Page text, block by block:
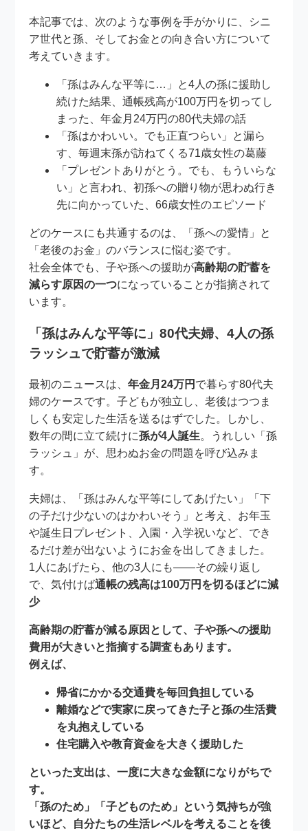
本記事では、次のような事例を手がかりに、シニ
ア世代と孫、そしてお金との向き合い方について
考えていきます。
「孫はみんな平等に…」と4人の孫に援助し
続けた結果、通帳残高が100万円を切ってし
まった、年金月24万円の80代夫婦の話
「孫はかわいい。でも正直つらい」と漏ら
す、毎週末孫が訪ねてくる71歳女性の葛藤
「プレゼントありがとう。でも、もういらな
い」と言われ、初孫への贈り物が思わぬ行き
先に向かっていた、66歳女性のエピソード
どのケースにも共通するのは、「孫への愛情」と
「老後のお金」のバランスに悩む姿です。
社会全体でも、子や孫への援助が高齢期の貯蓄を
減らす原因の一つになっていることが指摘されて
います。
「孫はみんな平等に」80代夫婦、4人の孫
ラッシュで貯蓄が激減
最初のニュースは、年金月24万円 で暮らす80代夫
婦のケースです。子どもが独立し、老後はつつま
しくも安定した生活を送るはずでした。しかし、
数年の間に立て続けに孫が4人誕生。うれしい「孫
ラッシュ」が、思わぬお金の問題を呼び込みま
す。
夫婦は、「孫はみんな平等にしてあげたい」「下
の子だけ少ないのはかわいそう」と考え、お年玉
や誕生日プレゼント、入園・入学祝いなど、でき
るだけ差が出ないようにお金を出してきました。
1人にあげたら、他の3人にも――その繰り返し
で、気付けば通帳の残高は100万円を切るほどに減
少
高齢期の貯蓄が減る原因として、子や孫への援助
費用が大きいと指摘する調査もあります。
例えば、
帰省にかかる交通費を毎回負担している
離婚などで実家に戻ってきた子と孫の生活費
を丸抱えしている
住宅購入や教育資金を大きく援助した
といった支出は、一度に大きな金額になりがちで
す。
「孫のため」「子どものため」という気持ちが強
いほど、 自分たちの生活レベルを考えることを後